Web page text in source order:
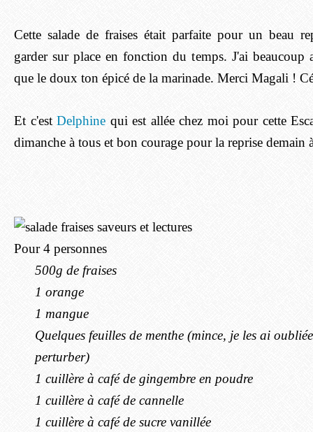
Cette salade de fraises était parfaite pour un beau
garder sur place en fonction du temps. J'ai beaucoup
que le doux ton épicé de la marinade. Merci Magali !
Et c'est Delphine qui est allée chez moi pour cette
dimanche à tous et bon courage pour la reprise demain
Pour 4 personnes
500g de fraises
1 orange
1 mangue
Quelques feuilles de menthe (mince, je les ai
perturber)
1 cuillère à café de gingembre en poudre
1 cuillère à café de cannelle
1 cuillère à café de sucre vanillée